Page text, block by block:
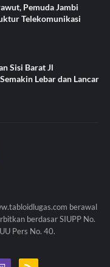
Pemuda Jambi
Telekomunikasi
Sisi Barat Jl
Lebar dan Lancar
berawal
berdasar SIUPP No.
Pers No. 40.